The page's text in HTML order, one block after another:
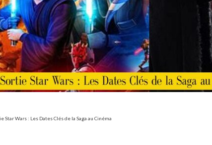
Star Wars : Les Dates Clés de la Saga au Cinéma